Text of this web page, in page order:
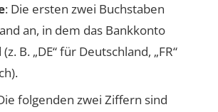
: Die ersten zwei Buchstaben
an, in dem das Bankkonto
B. „DE“ für Deutschland, „FR“
folgenden zwei Ziffern sind